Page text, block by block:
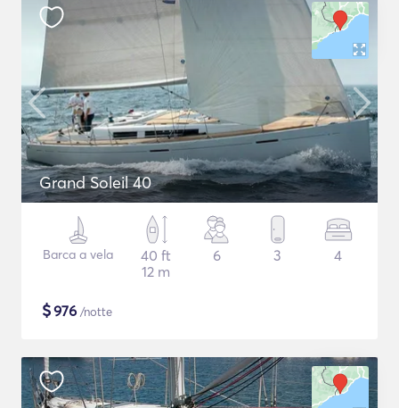
Grand Soleil 40
Barca a vela
40 ft
12 m
6 3 4
$976 /notte